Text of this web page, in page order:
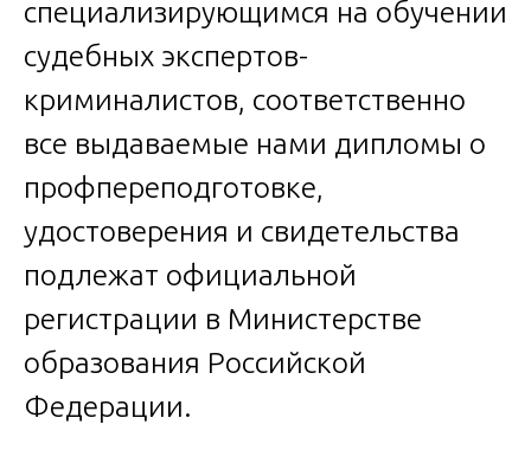
специализирующимся на обучении
судебных экспертов-
криминалистов, соответственно
все выдаваемые нами дипломы о
профпереподготовке,
удостоверения и свидетельства
подлежат официальной
регистрации в Министерстве
образования Российской
Федерации.